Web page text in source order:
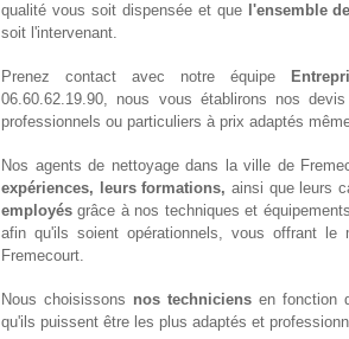
qualité vous soit dispensée et que l'ensemble
soit l'intervenant.
Prenez contact avec notre équipe
06.60.62.19.90, nous vous établirons nos
professionnels ou particuliers à prix adaptés
Nos agents de nettoyage dans la ville de
expériences, leurs formations, ainsi que leurs
employés grâce à nos techniques et
afin qu'ils soient opérationnels, vous offrant
Fremecourt.
Nous choisissons nos techniciensen fonction
qu'ils puissent être les plus adaptés et